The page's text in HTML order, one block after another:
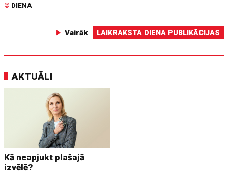
© DIENA
Vairāk LAIKRAKSTA DIENA PUBLIKĀCIJAS
AKTUĀLI
Kā neapjukt plašajā
izvēlē?